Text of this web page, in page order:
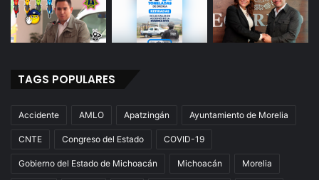
TAGS POPULARES
Accidente AMLO Apatzingán Ayuntamiento de Morelia
CNTE Congreso del Estado COVID-19
Gobierno del Estado de Michoacán Michoacán Morelia